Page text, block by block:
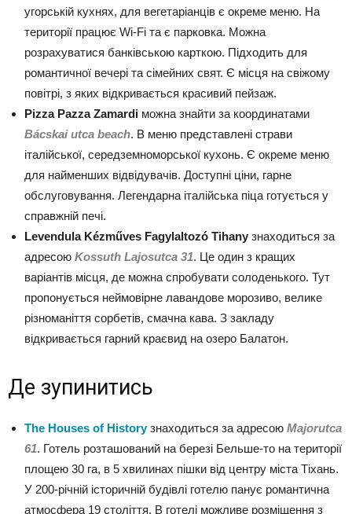
угорській кухнях, для вегетаріанців є окреме меню. На
території працює Wi-Fi та є парковка. Можна
розрахуватися банківською карткою. Підходить для
романтичної вечері та сімейних свят. Є місця на свіжому
повітрі, з яких відкривається красивий пейзаж.
Pizza Pazza Zamardi можна знайти за координатами
Bácskai utca beach. В меню представлені страви
італійської, середземноморської кухонь. Є окреме меню
для найменших відвідувачів. Доступні ціни, гарне
обслуговування. Легендарна італійська піца готується у
справжній печі.
Levendula Kézműves Fagylaltozó Tihany знаходиться за
адресою Kossuth Lajosutca 31. Це один з кращих
варіантів місця, де можна спробувати солоденького. Тут
пропонується неймовірне лавандове морозиво, велике
різноманіття сорбетів, смачна кава. З закладу
відкривається гарний краєвид на озеро Балатон.
Де зупинитись
The Houses of Historyзнаходиться за адресою Majorutca
61. Готель розташований на березі Бельше-то на території
площею 30 га, в 5 хвилинах пішки від центру міста Тіхань.
У 200-річній історичній будівлі готелю панує романтична
атмосфера 19 століття. В готелі можливе розміщення з